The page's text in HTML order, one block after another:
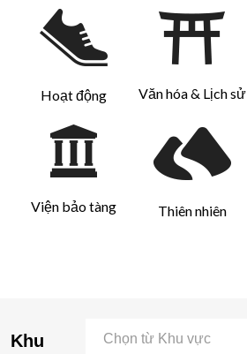
Hoạt động Văn hóa & Lịch sử
Viện bảo tàng Thiên nhiên
Khu
Chọn từ Khu vực